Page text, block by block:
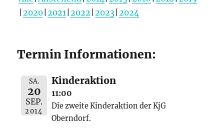
2020 2021 2022 2023 2024
Termin Informationen:
SA.
20
SEP.
2014
Kinderaktion
11:00
Die zweite Kinderaktion der KjG
Oberndorf.